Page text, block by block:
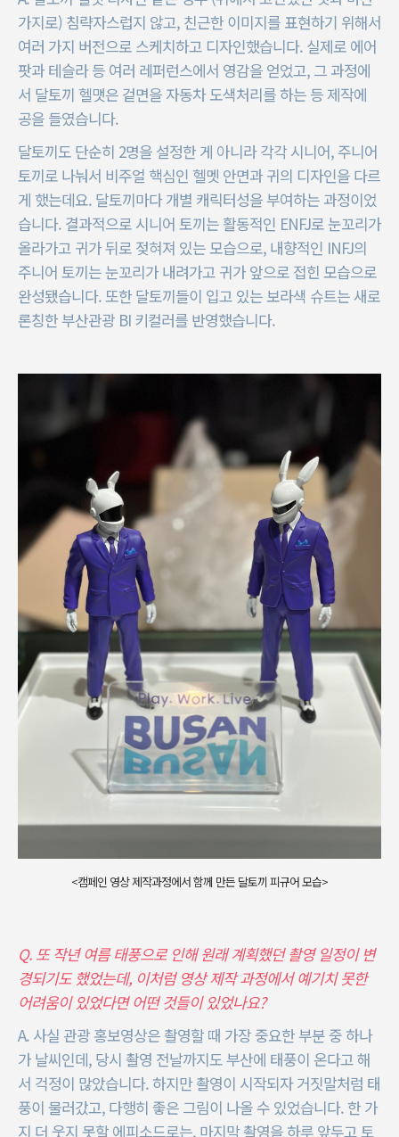
가지로) 침략자스럽지 않고, 친근한 이미지를 표현하기 위해서
여러 가지 버전으로 스케치하고 디자인했습니다. 실제로 에어
팟과 테슬라 등 여러 레퍼런스에서 영감을 얻었고, 그 과정에
서 달토끼 헬맷은 겉면을 자동차 도색처리를 하는 등 제작에
공을 들였습니다.
달토끼도 단순히 2명을 설정한 게 아니라 각각 시니어, 주니어
토끼로 나눠서 비주얼 핵심인 헬멧 안면과 귀의 디자인을 다르
게 했는데요. 달토끼마다 개별 캐릭터성을 부여하는 과정이었
습니다. 결과적으로 시니어 토끼는 활동적인 ENFJ로 눈꼬리가
올라가고 귀가 뒤로 젖혀져 있는 모습으로, 내향적인 INFJ의
주니어 토끼는 눈꼬리가 내려가고 귀가 앞으로 접힌 모습으로
완성됐습니다. 또한 달토끼들이 입고 있는 보라색 슈트는 새로
론칭한 부산관광 BI 키컬러를 반영했습니다.
<캠페인 영상 제작과정에서 함께 만든 달토끼 피규어 모습>
Q. 또 작년 여름 태풍으로 인해 원래 계획했던 촬영 일정이 변
경되기도 했었는데, 이처럼 영상 제작 과정에서 예기치 못한
어려움이 있었다면 어떤 것들이 있었나요?
A. 사실 관광 홍보영상은 촬영할 때 가장 중요한 부분 중 하나
가 날씨인데, 당시 촬영 전날까지도 부산에 태풍이 온다고 해
서 걱정이 많았습니다. 하지만 촬영이 시작되자 거짓말처럼 태
풍이 물러갔고, 다행히 좋은 그림이 나올 수 있었습니다. 한 가
지 더 웃지 못할 에피소드로는, 마지막 촬영을 하루 앞두고 토